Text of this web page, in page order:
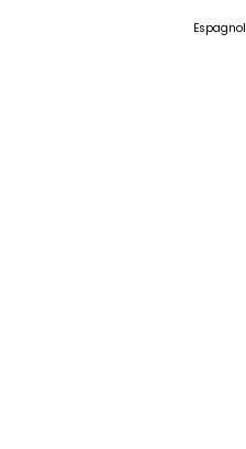
Espagnol